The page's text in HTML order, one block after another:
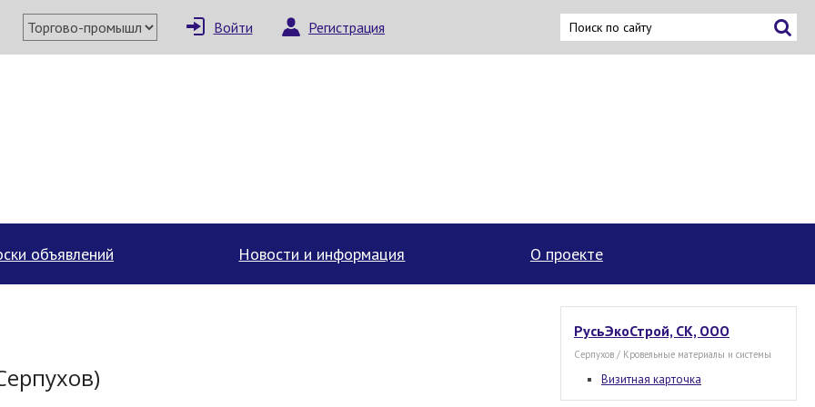
Войти Регистрация
объявлений Новости и информация О проекте
Написать поставщику
Отмена
РусьЭкоСтрой, СК, ООО
Серпухов / Кровельные материалы и системы
Визитная карточка